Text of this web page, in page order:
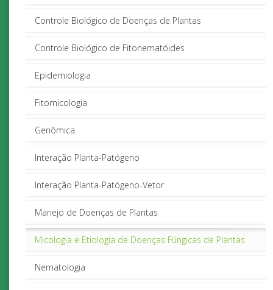
Controle Biológico de Doenças de Plantas
Controle Biológico de Fitonematóides
Epidemiologia
Fitomicologia
Genômica
Interação Planta-Patógeno
Interação Planta-Patógeno-Vetor
Manejo de Doenças de Plantas
Micologia e Etiologia de Doenças Fúngicas de Plantas
Nematologia